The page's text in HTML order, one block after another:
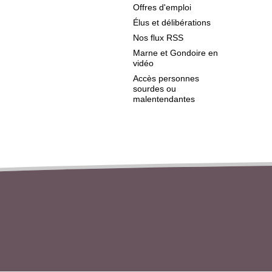
Offres d'emploi
Élus et délibérations
Nos flux RSS
Marne et Gondoire en
vidéo
Accès personnes
sourdes ou
malentendantes